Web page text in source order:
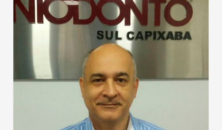
lugar
Empresarial